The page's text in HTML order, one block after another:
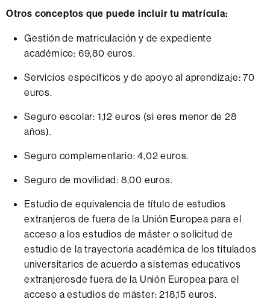
Otros conceptos que puede incluir tu matrícula:
Gestión de matriculación y de expediente
académico: 69,80 euros.
Servicios específicos y de apoyo al aprendizaje: 70
euros.
Seguro escolar: 1,12 euros (si eres menor de 28
años).
Seguro complementario: 4,02 euros.
Seguro de movilidad: 8,00 euros.
Estudio de equivalencia de título de estudios
extranjeros de fuera de la Unión Europea para el
acceso a los estudios de máster o solicitud de
estudio de la trayectoria académica de los titulados
universitarios de acuerdo a sistemas educativos
extranjerosde fuera de la Unión Europea para el
acceso a estudios de máster: 218,15 euros.